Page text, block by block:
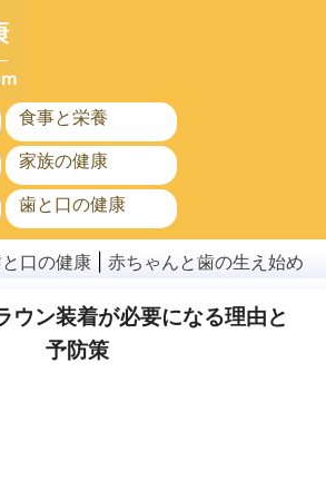
食事と栄養
家族の健康
歯と口の健康
公衆衛生
口の健康 赤ちゃんと歯の生え始め
ウン装着が必要になる理由と
予防策